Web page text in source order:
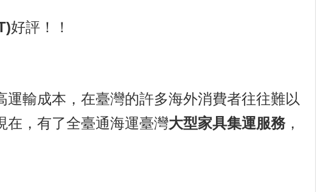
好評！！
輸成本，在臺灣的許多海外消費者往往難以
在，有了全臺通海運臺灣大型家具集運服務，